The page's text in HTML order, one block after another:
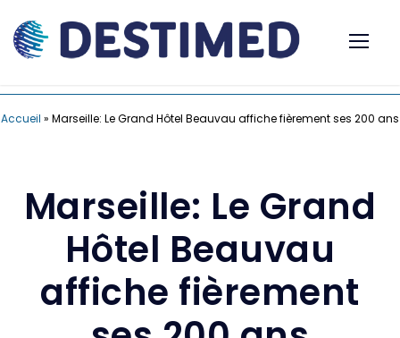
Accueil » Marseille: Le Grand Hôtel Beauvau affiche fièrement ses 200 ans
Marseille: Le Grand
Hôtel Beauvau
affiche fièrement